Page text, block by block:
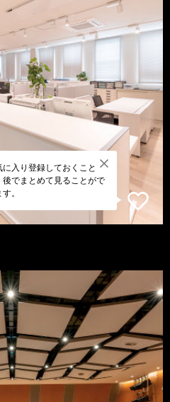
に入り登録しておくこと
後でまとめて見ることがで
。